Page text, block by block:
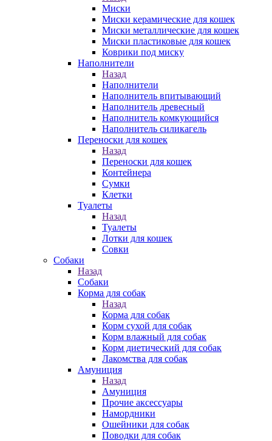
Миски
Миски керамические для кошек
Миски металлические для кошек
Миски пластиковые для кошек
Коврики под миску
Наполнители
Назад
Наполнители
Наполнитель впитывающий
Наполнитель древесный
Наполнитель комкующийся
Наполнитель силикагель
Переноски для кошек
Назад
Переноски для кошек
Контейнера
Сумки
Клетки
Туалеты
Назад
Туалеты
Лотки для кошек
Совки
Собаки
Назад
Собаки
Корма для собак
Назад
Корма для собак
Корм сухой для собак
Корм влажный для собак
Корм диетический для собак
Лакомства для собак
Амуниция
Назад
Амуниция
Прочие аксессуары
Намордники
Ошейники для собак
Поводки для собак